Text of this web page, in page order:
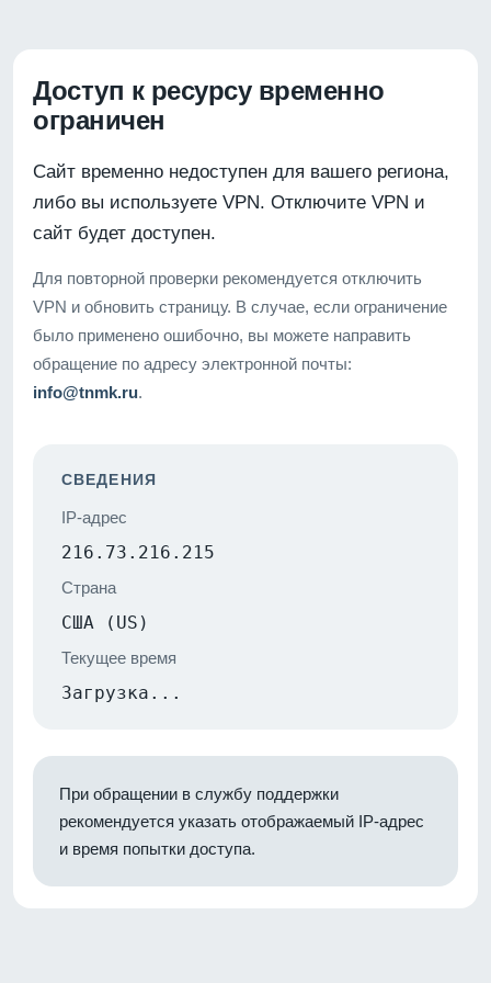
Доступ к ресурсу временно
ограничен
Сайт временно недоступен для вашего региона,
либо вы используете VPN. Отключите VPN и
сайт будет доступен.
Для повторной проверки рекомендуется отключить
VPN и обновить страницу. В случае, если ограничение
было применено ошибочно, вы можете направить
обращение по адресу электронной почты:
info@tnmk.ru.
СВЕДЕНИЯ
IP-адрес
216.73.216.215
Страна
США (US)
Текущее время
Загрузка...
При обращении в службу поддержки
рекомендуется указать отображаемый IP-адрес
и время попытки доступа.